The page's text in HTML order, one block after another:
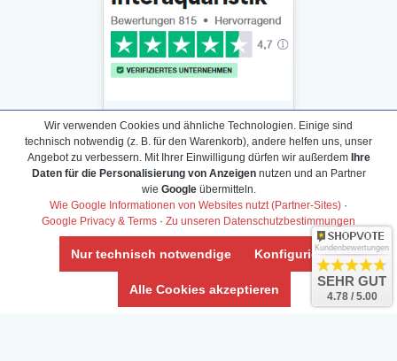
Daten­schutz­erklärung
Widerrufs­recht /Widerrufs­formular
AGB & Info
Impressum
Umwelt und Entsorgung
Vertrag widerrufen
Wir verwenden Cookies und ähnliche Technologien. Einige sind
technisch notwendig (z. B. für den Warenkorb), andere helfen uns, unser
Angebot zu verbessern. Mit Ihrer Einwilligung dürfen wir außerdem Ihre
Daten für die Personalisierung von Anzeigennutzen und an Partner
wie Googleübermitteln.
Wie Google Informationen von Websites nutzt (Partner-Sites) ·
Google Privacy & Terms · Zu unseren Datenschutzbestimmungen
Nur technisch notwendige Konfigurieren
Alle Cookies akzeptieren
Kundenbewertungen
SEHR GUT
4.78 / 5.00